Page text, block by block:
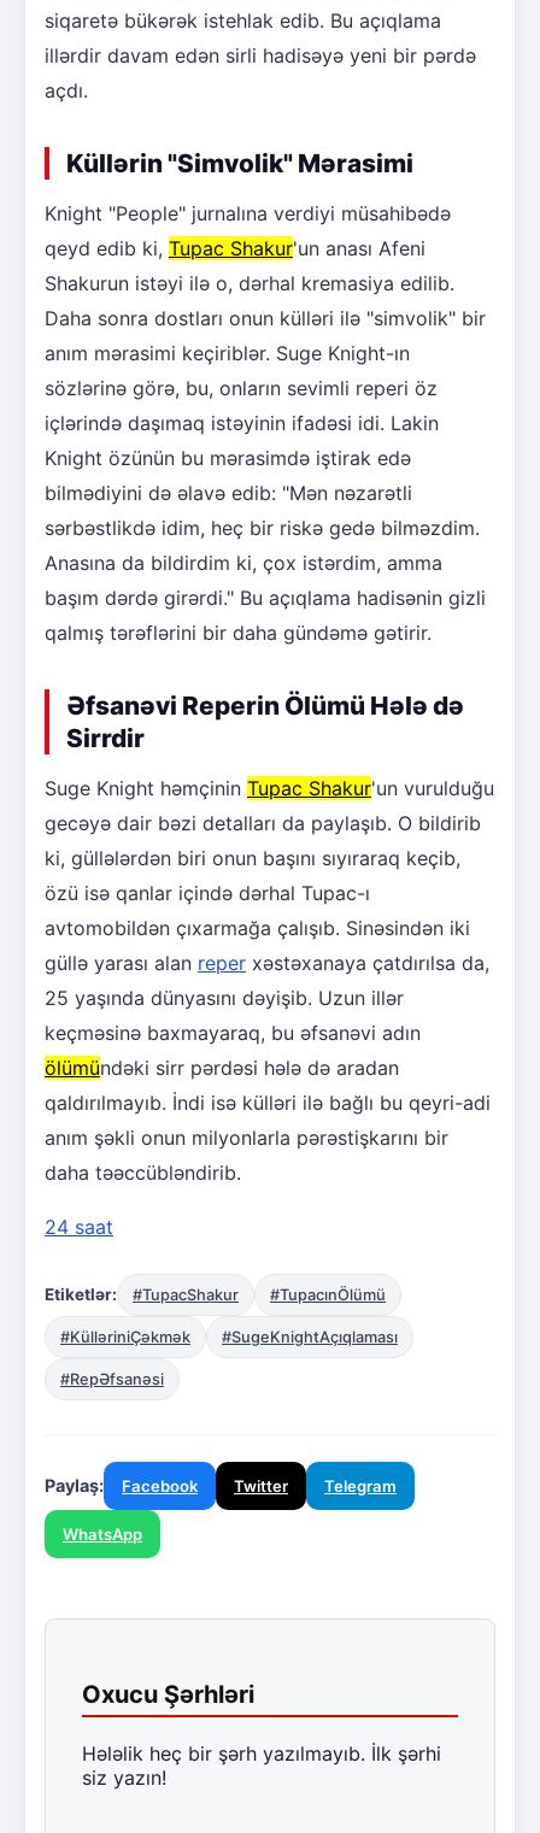
siqaretə bükərək istehlak edib. Bu açıqlama
illərdir davam edən sirli hadisəyə yeni bir pərdə
açdı.
Küllərin "Simvolik" Mərasimi
Knight "People" jurnalına verdiyi müsahibədə
qeyd edib ki, Tupac Shakur'un anası Afeni
Shakurun istəyi ilə o, dərhal kremasiya edilib.
Daha sonra dostları onun külləri ilə "simvolik" bir
anım mərasimi keçiriblər. Suge Knight-ın
sözlərinə görə, bu, onların sevimli reperi öz
içlərində daşımaq istəyinin ifadəsi idi. Lakin
Knight özünün bu mərasimdə iştirak edə
bilmədiyini də əlavə edib: "Mən nəzarətli
sərbəstlikdə idim, heç bir riskə gedə bilməzdim.
Anasına da bildirdim ki, çox istərdim, amma
başım dərdə girərdi." Bu açıqlama hadisənin gizli
qalmış tərəflərini bir daha gündəmə gətirir.
Əfsanəvi Reperin Ölümü Hələ də
Sirrdir
Suge Knight həmçinin Tupac Shakur'un vurulduğu
gecəyə dair bəzi detalları da paylaşıb. O bildirib
ki, güllələrdən biri onun başını sıyıraraq keçib,
özü isə qanlar içində dərhal Tupac-ı
avtomobildən çıxarmağa çalışıb. Sinəsindən iki
güllə yarası alan reper xəstəxanaya çatdırılsa da,
25 yaşında dünyasını dəyişib. Uzun illər
keçməsinə baxmayaraq, bu əfsanəvi adın
ölümündəki sirr pərdəsi hələ də aradan
qaldırılmayıb. İndi isə külləri ilə bağlı bu qeyri-adi
anım şəkli onun milyonlarla pərəstişkarını bir
daha təəccübləndirib.
24 saat
Etiketlər: #TupacShakur #TupacınÖlümü
#KülləriniÇəkmək #SugeKnightAçıqlaması
#RepƏfsanəsi
Paylaş: Facebook Twitter Telegram
WhatsApp
Oxucu Şərhləri
Hələlik heç bir şərh yazılmayıb. İlk şərhi
siz yazın!